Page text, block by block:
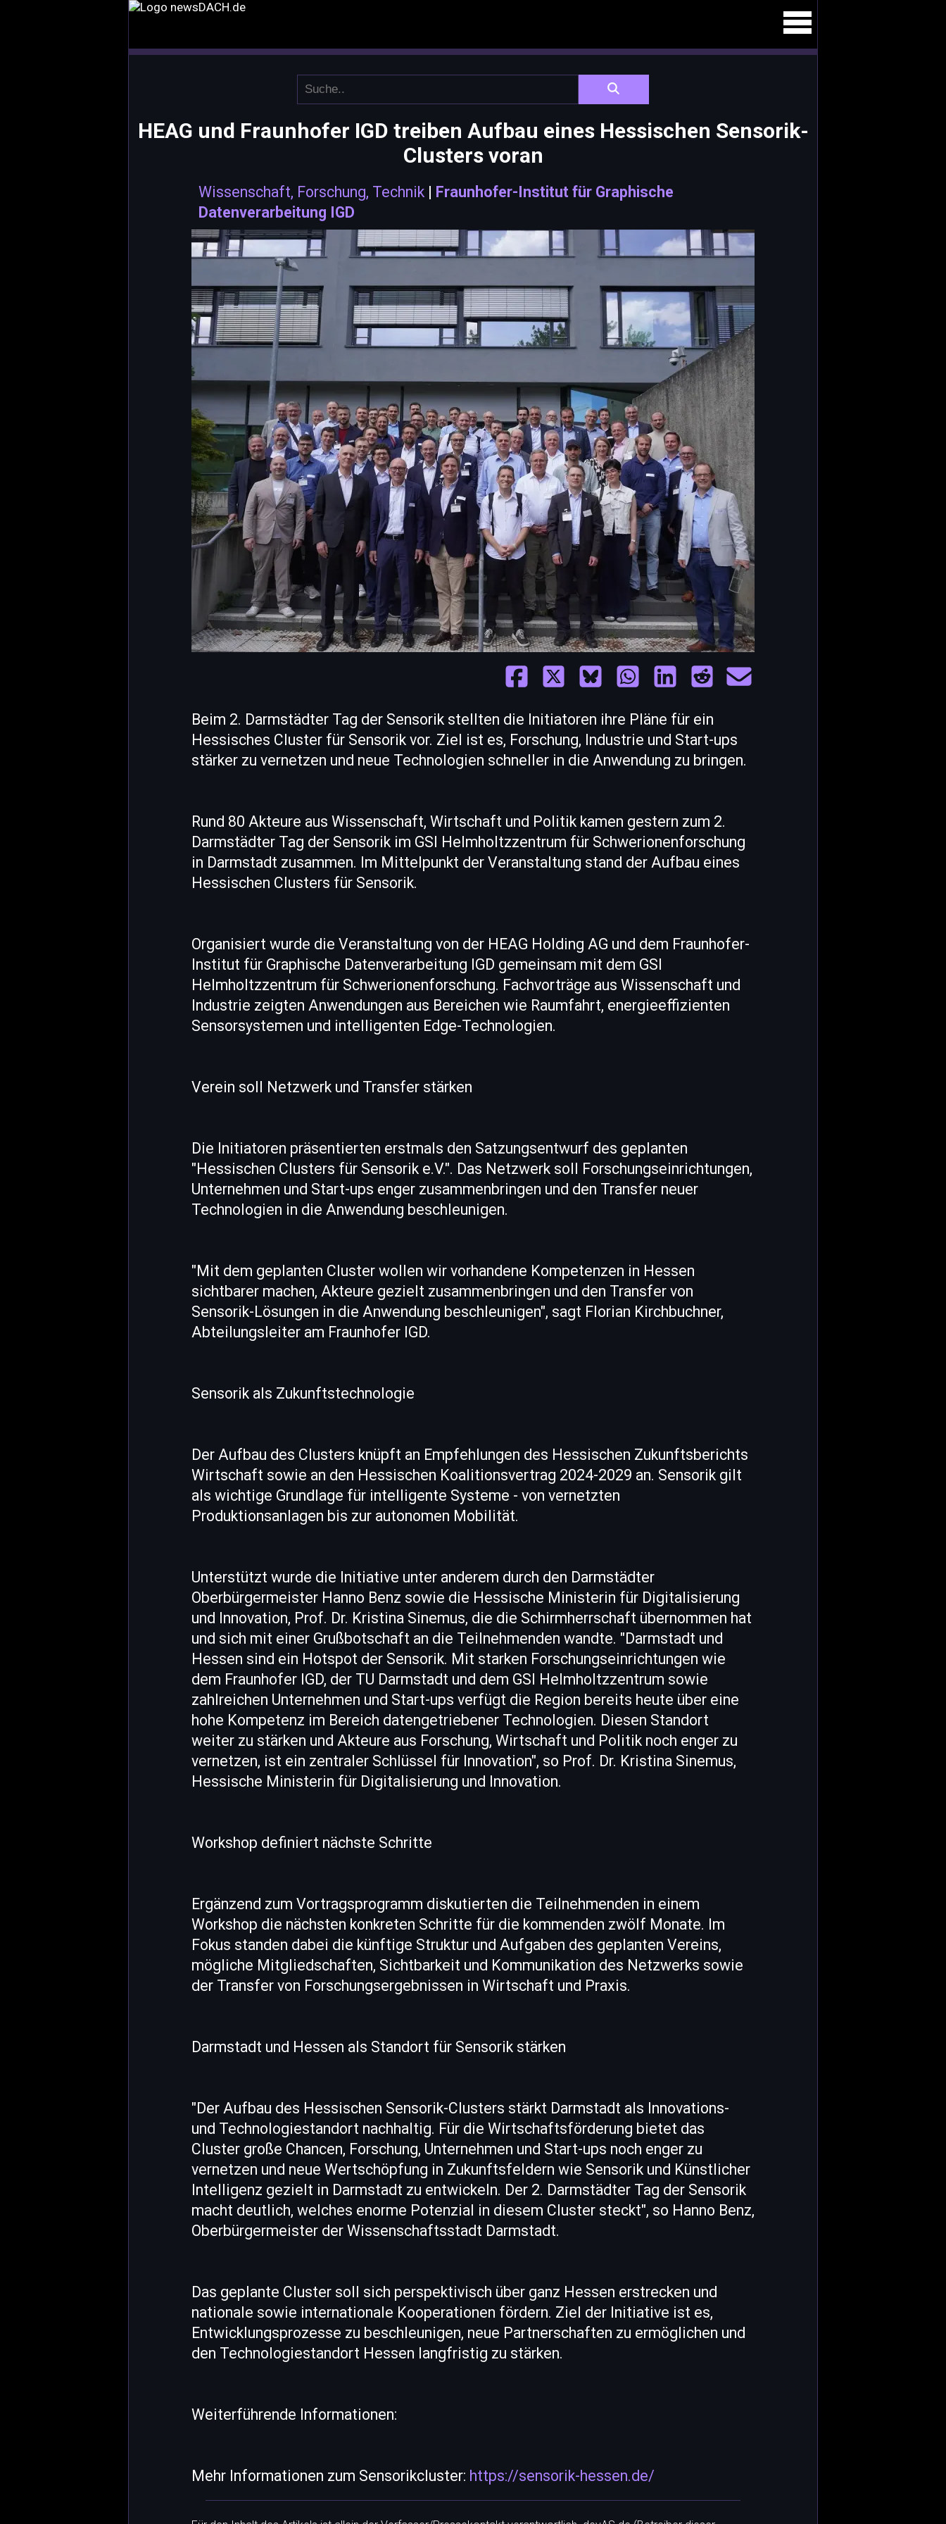
HEAG und Fraunhofer IGD treiben Aufbau eines Hessischen Sensorik-
Clusters voran
Wissenschaft, Forschung, Technik | Fraunhofer-Institut für Graphische
Datenverarbeitung IGD
Beim 2. Darmstädter Tag der Sensorik stellten die Initiatoren ihre Pläne für ein
Hessisches Cluster für Sensorik vor. Ziel ist es, Forschung, Industrie und Start-ups
stärker zu vernetzen und neue Technologien schneller in die Anwendung zu bringen.
Rund 80 Akteure aus Wissenschaft, Wirtschaft und Politik kamen gestern zum 2.
Darmstädter Tag der Sensorik im GSI Helmholtzzentrum für Schwerionenforschung
in Darmstadt zusammen. Im Mittelpunkt der Veranstaltung stand der Aufbau eines
Hessischen Clusters für Sensorik.
Organisiert wurde die Veranstaltung von der HEAG Holding AG und dem Fraunhofer-
Institut für Graphische Datenverarbeitung IGD gemeinsam mit dem GSI
Helmholtzzentrum für Schwerionenforschung. Fachvorträge aus Wissenschaft und
Industrie zeigten Anwendungen aus Bereichen wie Raumfahrt, energieeffizienten
Sensorsystemen und intelligenten Edge-Technologien.
Verein soll Netzwerk und Transfer stärken
Die Initiatoren präsentierten erstmals den Satzungsentwurf des geplanten
"Hessischen Clusters für Sensorik e.V.". Das Netzwerk soll Forschungseinrichtungen,
Unternehmen und Start-ups enger zusammenbringen und den Transfer neuer
Technologien in die Anwendung beschleunigen.
"Mit dem geplanten Cluster wollen wir vorhandene Kompetenzen in Hessen
sichtbarer machen, Akteure gezielt zusammenbringen und den Transfer von
Sensorik-Lösungen in die Anwendung beschleunigen", sagt Florian Kirchbuchner,
Abteilungsleiter am Fraunhofer IGD.
Sensorik als Zukunftstechnologie
Der Aufbau des Clusters knüpft an Empfehlungen des Hessischen Zukunftsberichts
Wirtschaft sowie an den Hessischen Koalitionsvertrag 2024-2029 an. Sensorik gilt
als wichtige Grundlage für intelligente Systeme - von vernetzten
Produktionsanlagen bis zur autonomen Mobilität.
Unterstützt wurde die Initiative unter anderem durch den Darmstädter
Oberbürgermeister Hanno Benz sowie die Hessische Ministerin für Digitalisierung
und Innovation, Prof. Dr. Kristina Sinemus, die die Schirmherrschaft übernommen hat
und sich mit einer Grußbotschaft an die Teilnehmenden wandte. "Darmstadt und
Hessen sind ein Hotspot der Sensorik. Mit starken Forschungseinrichtungen wie
dem Fraunhofer IGD, der TU Darmstadt und dem GSI Helmholtzzentrum sowie
zahlreichen Unternehmen und Start-ups verfügt die Region bereits heute über eine
hohe Kompetenz im Bereich datengetriebener Technologien. Diesen Standort
weiter zu stärken und Akteure aus Forschung, Wirtschaft und Politik noch enger zu
vernetzen, ist ein zentraler Schlüssel für Innovation", so Prof. Dr. Kristina Sinemus,
Hessische Ministerin für Digitalisierung und Innovation.
Workshop definiert nächste Schritte
Ergänzend zum Vortragsprogramm diskutierten die Teilnehmenden in einem
Workshop die nächsten konkreten Schritte für die kommenden zwölf Monate. Im
Fokus standen dabei die künftige Struktur und Aufgaben des geplanten Vereins,
mögliche Mitgliedschaften, Sichtbarkeit und Kommunikation des Netzwerks sowie
der Transfer von Forschungsergebnissen in Wirtschaft und Praxis.
Darmstadt und Hessen als Standort für Sensorik stärken
"Der Aufbau des Hessischen Sensorik-Clusters stärkt Darmstadt als Innovations-
und Technologiestandort nachhaltig. Für die Wirtschaftsförderung bietet das
Cluster große Chancen, Forschung, Unternehmen und Start-ups noch enger zu
vernetzen und neue Wertschöpfung in Zukunftsfeldern wie Sensorik und Künstlicher
Intelligenz gezielt in Darmstadt zu entwickeln. Der 2. Darmstädter Tag der Sensorik
macht deutlich, welches enorme Potenzial in diesem Cluster steckt", so Hanno Benz,
Oberbürgermeister der Wissenschaftsstadt Darmstadt.
Das geplante Cluster soll sich perspektivisch über ganz Hessen erstrecken und
nationale sowie internationale Kooperationen fördern. Ziel der Initiative ist es,
Entwicklungsprozesse zu beschleunigen, neue Partnerschaften zu ermöglichen und
den Technologiestandort Hessen langfristig zu stärken.
Weiterführende Informationen:
Mehr Informationen zum Sensorikcluster: https://sensorik-hessen.de/